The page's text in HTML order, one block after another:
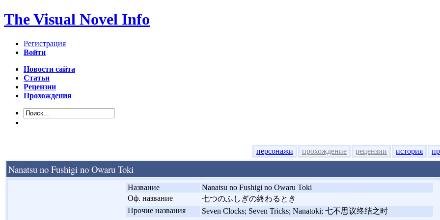
The Visual Novel Info
Регистрация
Войти
Новости сайта
Статьи
Рецензии
Прохождения
персонажи прохождение рецензии история
Nanatsu no Fushigi no Owaru Toki
Название
Nanatsu no Fushigi no Owaru Toki
Оф. название
七つのふしぎの終わるとき
Прочие названия
Seven Clocks; Seven Tricks; Nanatoki; 七不思议终结之时